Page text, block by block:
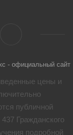
- официальный сайт
цены и
публичной
Гражданского
подробной